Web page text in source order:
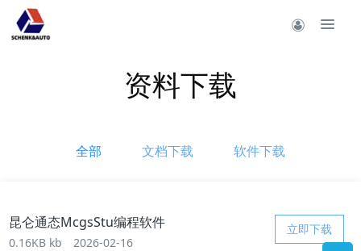
资料下载
全部 文档下载 软件下载
立即下载
昆仑通态McgsStu编程软件
0.16KB kb 2026-02-16